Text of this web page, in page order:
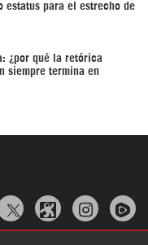
estatus para el estrecho de
¿por qué la retórica
siempre termina en
  